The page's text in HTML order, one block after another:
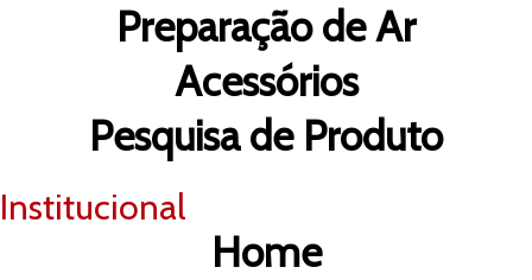
Preparação de Ar
Acessórios
Pesquisa de Produto
Institucional
Home